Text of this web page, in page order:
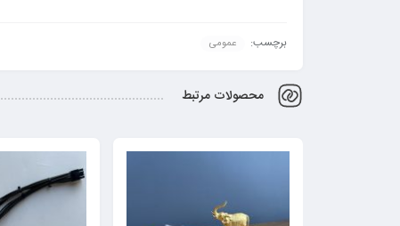
برچسب: عمومی
محصولات مرتبط